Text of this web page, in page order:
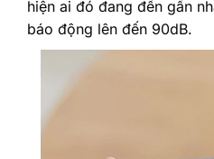
hiện ai đó đang đến gần
báo động lên đến 90dB.